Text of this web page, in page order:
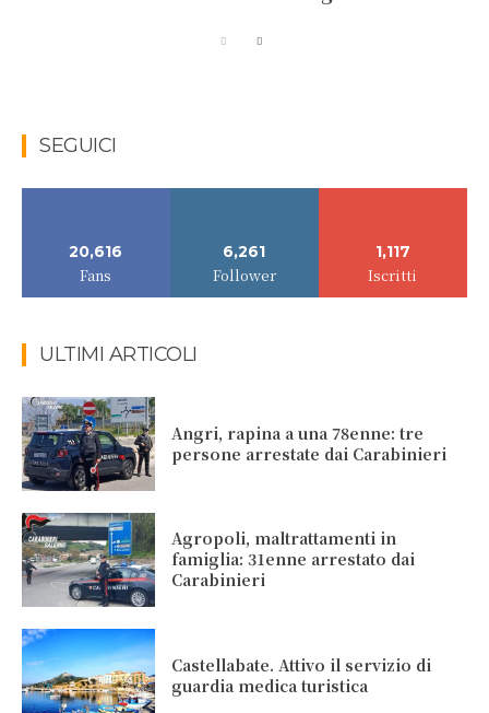
SEGUICI
20,616
Fans
6,261
Follower
1,117
Iscritti
ULTIMI ARTICOLI
Angri, rapina a una 78enne: tre
persone arrestate dai Carabinieri
Agropoli, maltrattamenti in
famiglia: 31enne arrestato dai
Carabinieri
Castellabate. Attivo il servizio di
guardia medica turistica